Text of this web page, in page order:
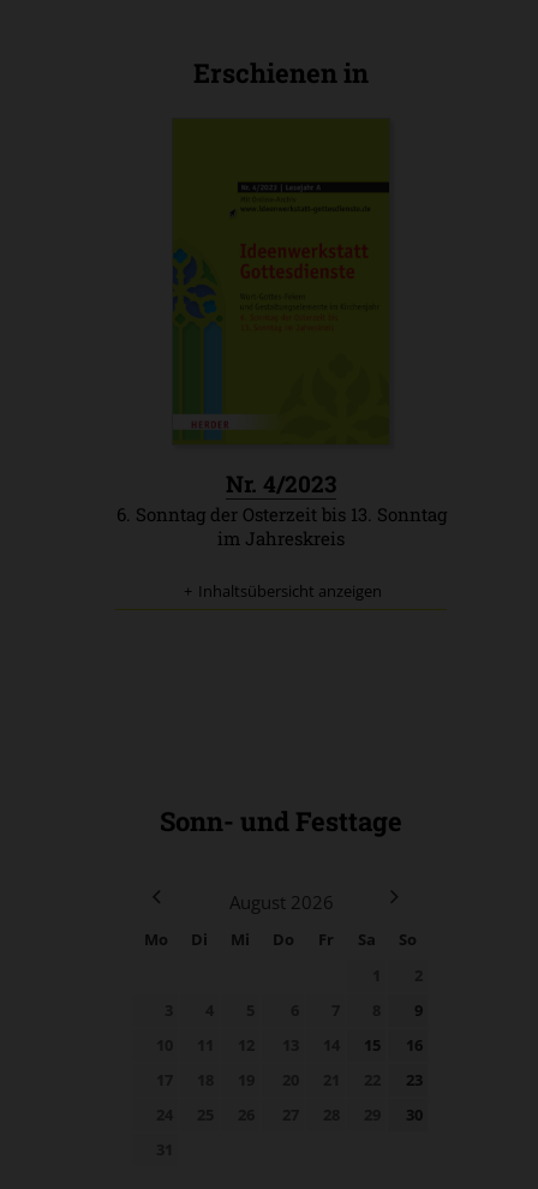
Erschienen in
Nr. 4/2023
6. Sonntag der Osterzeit bis 13. Sonntag
im Jahreskreis
Inhaltsübersicht anzeigen
Sonn- und Festtage
August 2026
Mo Di Mi Do Fr Sa
So
9
15
16
23
30